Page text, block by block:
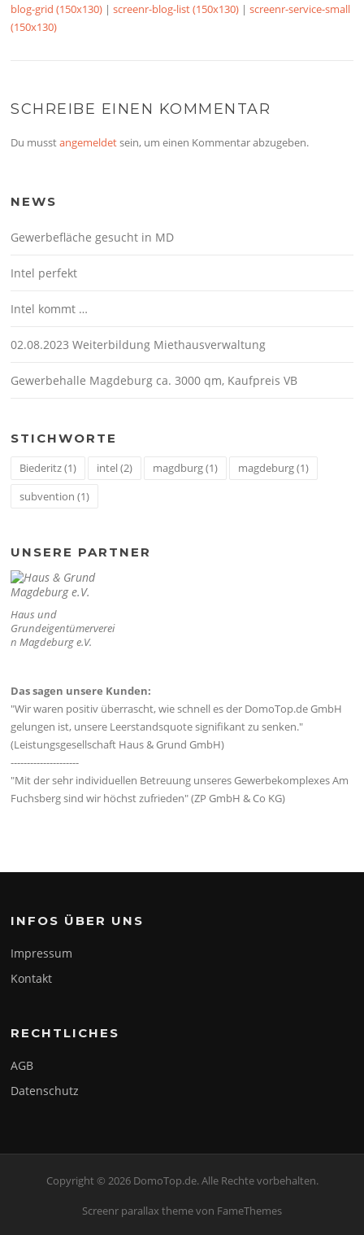
blog-grid (150x130) |screenr-blog-list (150x130) |screenr-service-small
(150x130)
SCHREIBE EINEN KOMMENTAR
Du musstangemeldetsein, um einen Kommentar abzugeben.
NEWS
Gewerbefläche gesucht in MD
Intel perfekt
Intel kommt …
02.08.2023 Weiterbildung Miethausverwaltung
Gewerbehalle Magdeburg ca. 3000 qm, Kaufpreis VB
STICHWORTE
Biederitz(1) intel(2) magdburg(1) magdeburg(1)
subvention (1)
UNSERE PARTNER
Haus und
Grundeigentümerverei
n Magdeburg e.V.
Das sagen unsere Kunden:
"Wir waren positiv überrascht, wie schnell es der DomoTop.de GmbH
gelungen ist, unsere Leerstandsquote signifikant zu senken."
(Leistungsgesellschaft Haus & Grund GmbH)
---------------------
"Mit der sehr individuellen Betreuung unseres Gewerbekomplexes Am
Fuchsberg sind wir höchst zufrieden" (ZP GmbH & Co KG)
INFOS ÜBER UNS
Impressum
Kontakt
RECHTLICHES
AGB
Datenschutz
Copyright © 2026 DomoTop.de. Alle Rechte vorbehalten.
Screenr parallax themevon FameThemes